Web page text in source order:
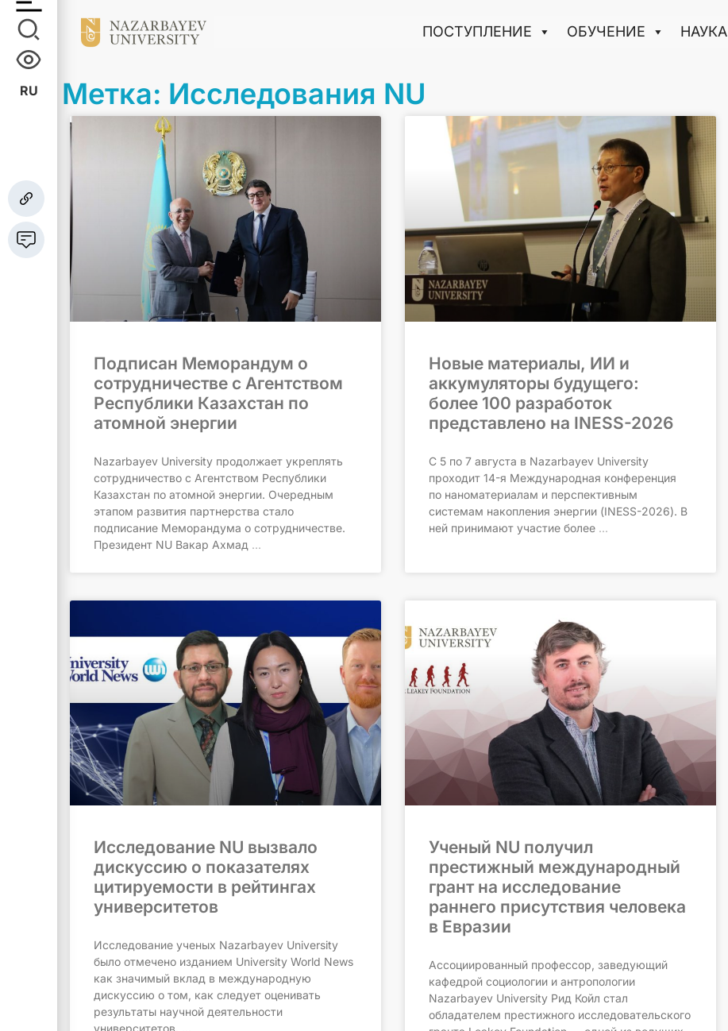
ПОСТУПЛЕНИЕ ОБУЧЕНИЕ НАУКА
RU Метка: Исследования NU
Подписан Меморандум о
сотрудничестве с Агентством
Республики Казахстан по
атомной энергии
Nazarbayev University продолжает укреплять
сотрудничество с Агентством Республики
Казахстан по атомной энергии. Очередным
этапом развития партнерства стало
подписание Меморандума о сотрудничестве.
Президент NU Вакар Ахмад
Новые материалы, ИИ и
аккумуляторы будущего:
более 100 разработок
представлено на INESS-2026
С 5 по 7 августа в Nazarbayev University
проходит 14-я Международная конференция
по наноматериалам и перспективным
системам накопления энергии (INESS-2026). В
ней принимают участие более
Исследование NU вызвало
дискуссию о показателях
цитируемости в рейтингах
университетов
Исследование ученых Nazarbayev University
было отмечено изданием University World News
как значимый вклад в международную
дискуссию о том, как следует оценивать
результаты научной деятельности
Ученый NU получил
престижный международный
грант на исследование
раннего присутствия человека
в Евразии
Ассоциированный профессор, заведующий
кафедрой социологии и антропологии
Nazarbayev University Рид Койл стал
обладателем престижного исследовательского